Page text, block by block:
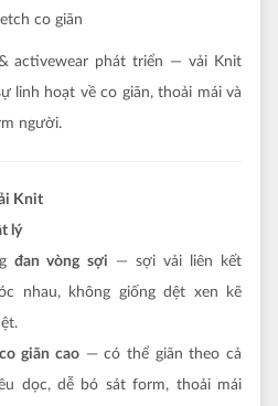
co giãn
activewear phát triển — vải Knit
linh hoạt về co giãn, thoải mái và
người.
Knit
lý
đan vòng sợi — sợi vải liên kết
nhau, không giống dệt xen kẽ
giãn cao— có thể giãn theo cả
dọc, dễ bó sát form, thoải mái